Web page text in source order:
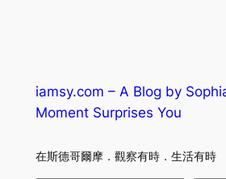
iamsy.com – A Blog by
Moment Surprises You
在斯德哥爾摩．觀察有時．生活有時